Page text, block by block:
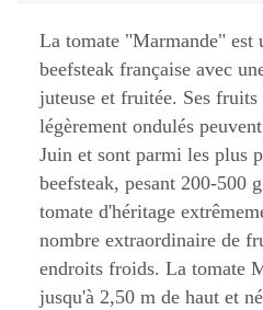
La tomate "Marmande" est
beefsteak française avec
juteuse et fruitée. Ses
légèrement ondulés
Juin et sont parmi les plus
beefsteak, pesant 200-500
tomate d'héritage
nombre extraordinaire de
endroits froids. La tomate
jusqu'à 2,50 m de haut et